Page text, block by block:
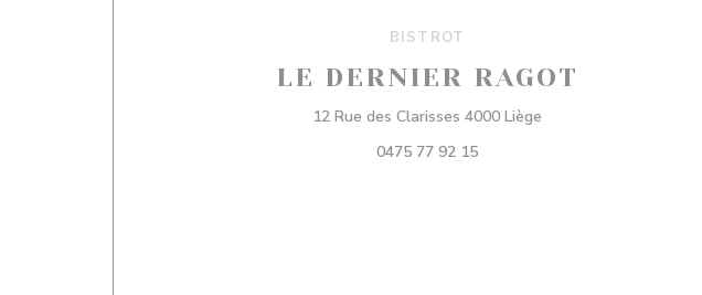
BISTROT
LE DERNIER RAGOT
12 Rue des Clarisses 4000 Liège
0475 77 92 15